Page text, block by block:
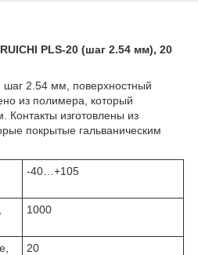
PLS-20 (шаг 2.54 мм), 20
2.54 мм, поверхностный
из полимера, который
Контакты изготовлены из
покрытые гальваническим
-40…+105
1000
20